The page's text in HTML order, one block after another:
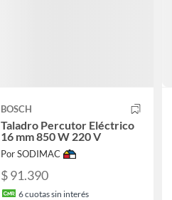
BOSCH
Taladro Percutor Eléctrico
16 mm 850 W 220 V
Por SODIMAC
$ 91.390
6cuotas sin interés